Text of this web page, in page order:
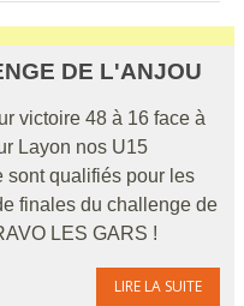
DE L'ANJOU
victoire 48 à 16 face à
Layon nos U15
sont qualifiés pour les
finales du challenge de
LES GARS !
LIRE LA SUITE